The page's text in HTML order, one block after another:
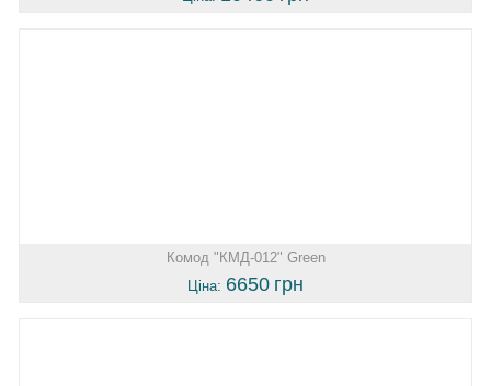
Комод "КМД-012" Green
Ціна: 6650 грн